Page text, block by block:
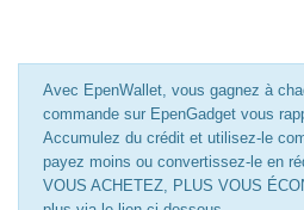
Avec EpenWallet, vous gagnez à
commande sur EpenGadget vous
Accumulez du crédit et utilisez-le
payez moins ou convertissez-le en
VOUS ACHETEZ, PLUS VOUS